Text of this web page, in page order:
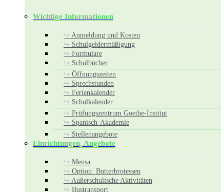
Wichtige Informationen
Anmeldung und Kosten
Schulgeldermäßigung
Formulare
Schulbücher
Öffnungszeiten
Sprechstunden
Ferienkalender
Schulkalender
Prüfungszentrum Goethe-Institut
Spanisch-Akademie
Stellenangebote
Einrichtungen, Angebote
Mensa
Option: Butterbrotessen
Außerschulische Aktivitäten
Bustransport